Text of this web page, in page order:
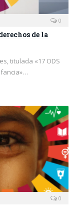
0
de la
titulada «17 ODS
0